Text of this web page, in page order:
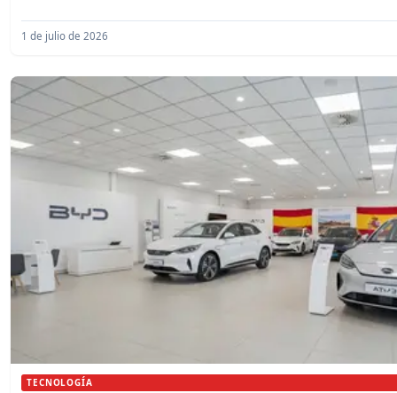
1 de julio de 2026
TECNOLOGÍA